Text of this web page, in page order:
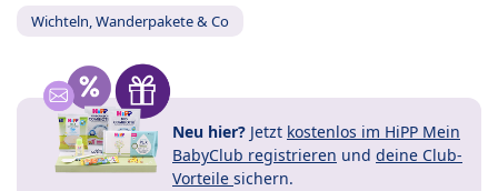
Wichteln, Wanderpakete & Co
Neu hier? Jetzt kostenlos im HiPP Mein
BabyClub registrieren und deine Club-
Vorteile sichern.